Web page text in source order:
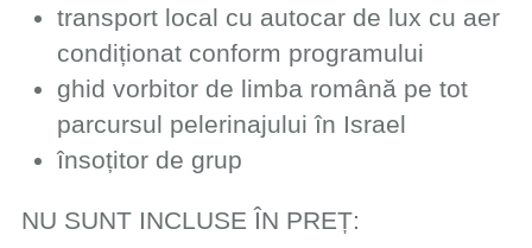
​transport local cu autocar de lux cu aer
condiționat conform programului
​ghid vorbitor de limba română pe tot
parcursul pelerinajului în Israel
însoțitor de grup
​NU SUNT INCLUSE ÎN PREȚ: